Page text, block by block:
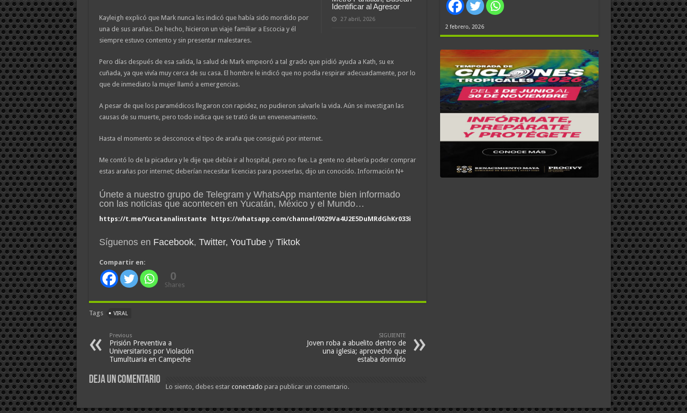
Identificar al Agresor
27 abril, 2026
Kayleigh explicó que Mark nunca les indicó que había sido mordido por
una de sus arañas. De hecho, hicieron un viaje familiar a Escocia y él
siempre estuvo contento y sin presentar malestares.
Pero días después de esa salida, la salud de Mark empeoró a tal grado que pidió ayuda a Kath, su ex
cuñada, ya que vivía muy cerca de su casa. El hombre le indicó que no podía respirar adecuadamente, por lo
que de inmediato la mujer llamó a emergencias.
A pesar de que los paramédicos llegaron con rapidez, no pudieron salvarle la vida. Aún se investigan las
causas de su muerte, pero todo indica que se trató de un envenenamiento.
Hasta el momento se desconoce el tipo de araña que consiguió por internet.
Me contó lo de la picadura y le dije que debía ir al hospital, pero no fue. La gente no debería poder comprar
estas arañas por internet; deberían necesitar licencias para poseerlas, dijo un conocido. Información N+
Únete a nuestro grupo de Telegram y WhatsApp mantente bien informado
con las noticias que acontecen en Yucatán, México y el Mundo…
https://t.me/Yucatanalinstante https://whatsapp.com/channel/0029Va4U2E5DuMRdGhKr033i
Síguenos en Facebook, Twitter, YouTubey Tiktok
Compartir en:
0
Shares
Tags VIRAL
Previous
Prisión Preventiva a
Universitarios por Violación
Tumultuaria en Campeche
SIGUIENTE
Joven roba a abuelito dentro de
una iglesia; aprovechó que
estaba dormido
Deja un comentario
Lo siento, debes estar conectado para publicar un comentario.
2 febrero, 2026